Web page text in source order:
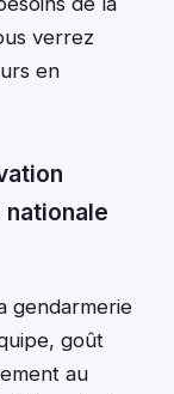
verrez
en
gendarmerie
goût
au